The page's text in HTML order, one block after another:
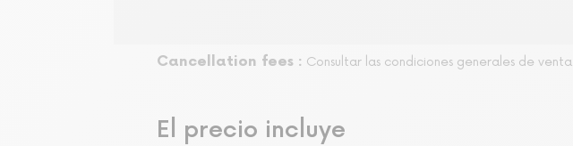
Cancellation fees : Consultar las condiciones generales de venta
El precio incluye